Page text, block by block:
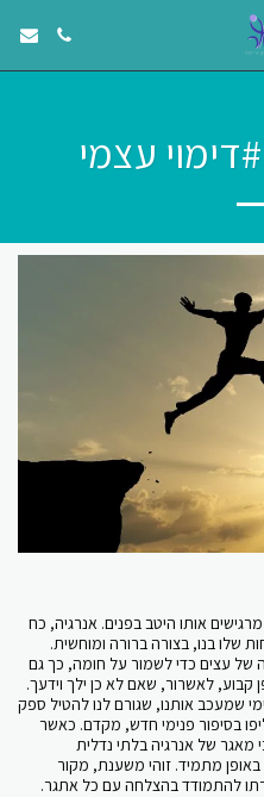
עצמי
אותו היטב בפנים. אנרגיה, כח
שלו בנו, בצורה ברורה ומוחשית.
של עצים כדי לשמור על חומה, כך גם
קבוע, לאשרור, שאם לא כן ילך וידעך.
שמעכב אותנו, שגורם לנו להטיל ספק
בסיפור פנימי חדש, מקדם. כאשר
מאגר של אנרגיה בלתי נדלית
מתמיד. זוהי משענת, מקור
להתמודד בהצלחה עם כל אתגר.